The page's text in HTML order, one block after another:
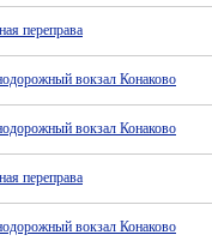
переправа
вокзал Конаково
вокзал Конаково
переправа
вокзал Конаково